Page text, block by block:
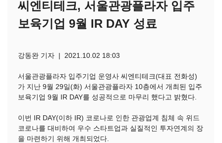
씨엔티테크, 서울관광플라자 입주
보육기업 9월 IR DAY 성료
강동완 기자 | 2021.10.02 18:03
서울관광플라자 입주기업 운영사 씨엔티테크(대표 전화성)
가 지난 9월 29일(화) 서울관광플라자 10층에서 개최된 입주
보육기업 9월 IR DAY를 성공적으로 마무리 했다고 밝혔다.
이번 IR DAY(이하 IR) 코로나로 인한 관광업계 침체 속 위드
코로나를 대비하여 우수 스타트업과 실질적인 투자연계의 장
을 마련하기 위해 개최되었다.